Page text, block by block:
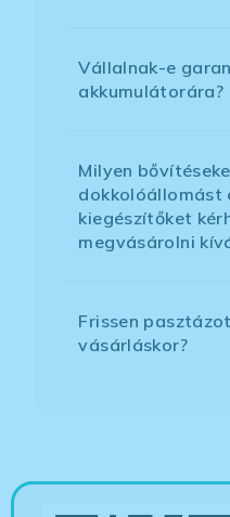
Vállalnak-e
akkumulátorára?
Milyen
dokkolóállomást
kiegészítőket
megvásárolni
Frissen
vásárláskor?